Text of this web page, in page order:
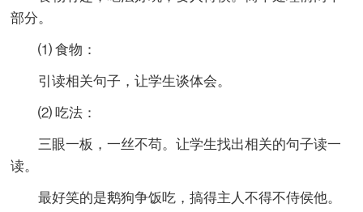
部分。
⑴ 食物：
引读相关句子，让学生谈体会。
⑵ 吃法：
三眼一板，一丝不苟。让学生找出相关的句子读一
读。
最好笑的是鹅狗争饭吃，搞得主人不得不侍侯他。